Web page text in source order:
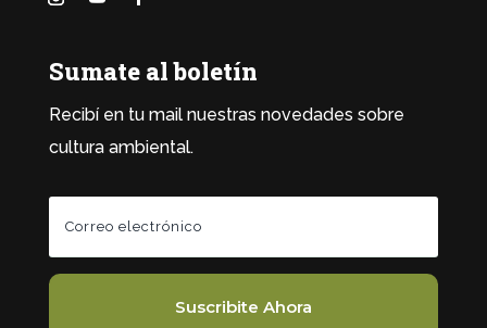
Sumate al boletín
Recibí en tu mail nuestras novedades sobre
cultura ambiental.
Suscribite Ahora